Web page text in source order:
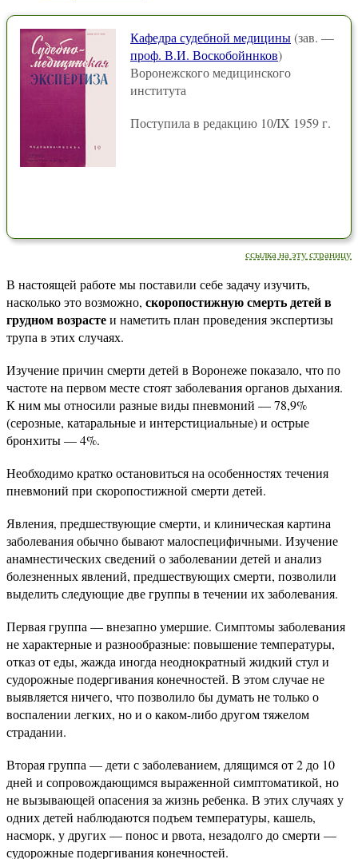
Кафедра судебной медицины(зав. —
проф. В.И. Воскобойннков)
Воронежского медицинского
института
Поступила в редакцию 10/IX 1959 г.
ссылка на эту страницу
В настоящей работе мы поставили себе задачу изучить,
насколько это возможно, скоропостижную смерть детей в
грудном возрастеи наметить план проведения экспертизы
трупа в этих случаях.
Изучение причин смерти детей в Воронеже показало, что по
частоте на первом месте стоят заболевания органов дыхания.
К ним мы относили разные виды пневмоний — 78,9%
(серозные, катаральные и интерстициальные) и острые
бронхиты — 4%.
Необходимо кратко остановиться на особенностях течения
пневмоний при скоропостижной смерти детей.
Явления, предшествующие смерти, и клиническая картина
заболевания обычно бывают малоспецифичными. Изучение
анамнестических сведений о заболевании детей и анализ
болезненных явлений, предшествующих смерти, позволили
выделить следующие две группы в течении их заболевания.
Первая группа — внезапно умершие. Симптомы заболевания
не характерные и разнообразные: повышение температуры,
отказ от еды, жажда иногда неоднократный жидкий стул и
судорожные подергивания конечностей. В этом случае не
выявляется ничего, что позволило бы думать не только о
воспалении легких, но и о каком-либо другом тяжелом
страдании.
Вторая группа — дети с заболеванием, длящимся от 2 до 10
дней и сопровождающимся выраженной симптоматикой, но
не вызывающей опасения за жизнь ребенка. В этих случаях у
одних детей наблюдаются подъем температуры, кашель,
насморк, у других — понос и рвота, незадолго до смерти —
судорожные подергивания конечностей.